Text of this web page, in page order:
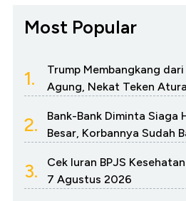
Most Popular
1.
Trump Membangkang
Agung, Nekat Teken
2.
Bank-Bank Diminta Siaga
Besar, Korbannya Sudah
3.
Cek Iuran BPJS
7 Agustus 2026